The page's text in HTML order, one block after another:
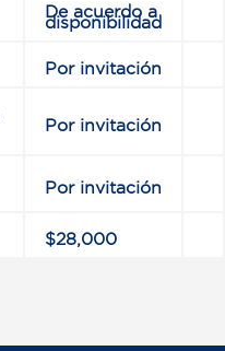
De acuerdo a
disponibilidad
Por invitación
Por invitación
Por invitación
$28,000